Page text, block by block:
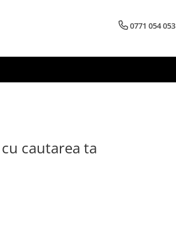
0771 054 053
cautarea ta